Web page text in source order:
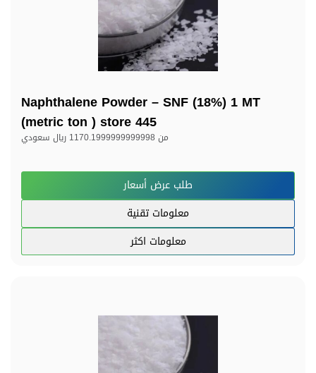
Naphthalene Powder – SNF (18%) 1 MT
(metric ton ) store 445
من 1170.1999999999998 ريال سعودي
طلب عرض أسعار
معلومات تقنية
معلومات اكثر